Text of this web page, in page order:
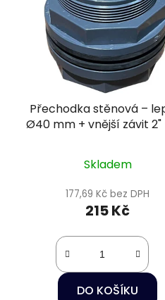
Přechodka stěnová –
Ø40 mm + vnější závit 2"
Skladem
177,69 Kč bez DPH
215 Kč
DO KOŠÍKU